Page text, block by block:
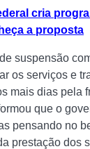
cria
a proposta
suspensão
os serviços e
mais dias pela
que o
pensando no
prestação dos